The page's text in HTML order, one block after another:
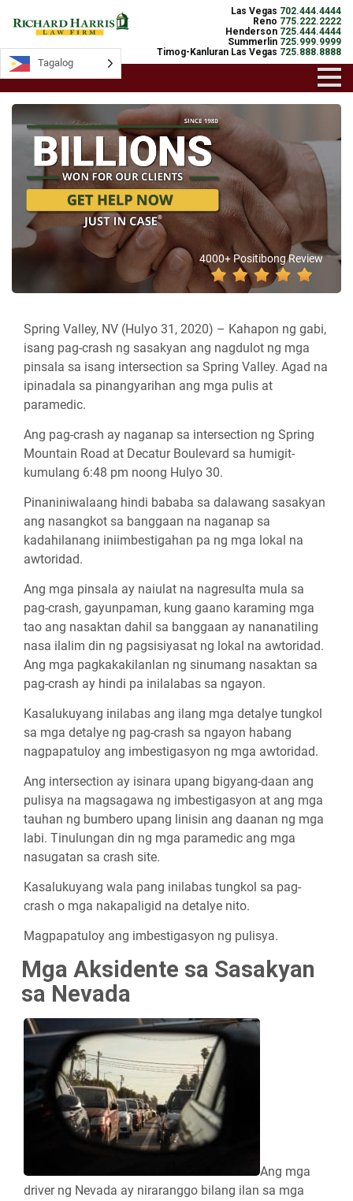
Las Vegas 702.444.4444
Reno 775.222.2222
Henderson 725.444.4444
Summerlin 725.999.9999
Timog-Kanluran Las Vegas 725.888.8888
4000+ Positibong Review
Spring Valley, NV (Hulyo 31, 2020) – Kahapon ng gabi,
isang pag-crash ng sasakyan ang nagdulot ng mga
pinsala sa isang intersection sa Spring Valley. Agad na
ipinadala sa pinangyarihan ang mga pulis at
paramedic.
Ang pag-crash ay naganap sa intersection ng Spring
Mountain Road at Decatur Boulevard sa humigit-
kumulang 6:48 pm noong Hulyo 30.
Pinaniniwalaang hindi bababa sa dalawang sasakyan
ang nasangkot sa banggaan na naganap sa
kadahilanang iniimbestigahan pa ng mga lokal na
awtoridad.
Ang mga pinsala ay naiulat na nagresulta mula sa
pag-crash, gayunpaman, kung gaano karaming mga
tao ang nasaktan dahil sa banggaan ay nananatiling
nasa ilalim din ng pagsisiyasat ng lokal na awtoridad.
Ang mga pagkakakilanlan ng sinumang nasaktan sa
pag-crash ay hindi pa inilalabas sa ngayon.
Kasalukuyang inilabas ang ilang mga detalye tungkol
sa mga detalye ng pag-crash sa ngayon habang
nagpapatuloy ang imbestigasyon ng mga awtoridad.
Ang intersection ay isinara upang bigyang-daan ang
pulisya na magsagawa ng imbestigasyon at ang mga
tauhan ng bumbero upang linisin ang daanan ng mga
labi. Tinulungan din ng mga paramedic ang mga
nasugatan sa crash site.
Kasalukuyang wala pang inilabas tungkol sa pag-
crash o mga nakapaligid na detalye nito.
Magpapatuloy ang imbestigasyon ng pulisya.
Mga Aksidente sa Sasakyan
sa Nevada
Ang mga
driver ng Nevada ay niraranggo bilang ilan sa mga
Tagalog